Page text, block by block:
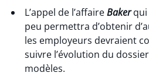
L’appel de l’affaireBakerqui
peu permettra d’obtenir
les employeurs devraient
suivre l’évolution du
modèles.